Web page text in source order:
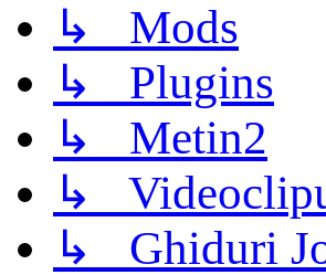
↳ Mods
↳ Plugins
↳ Metin2
↳
↳ Ghiduri